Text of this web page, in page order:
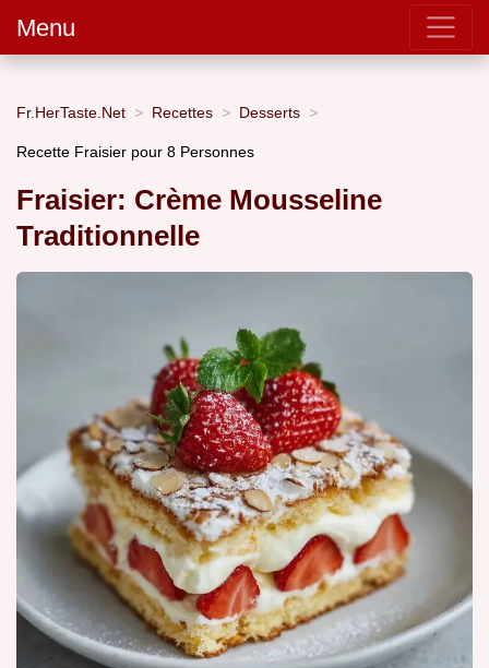
Menu
Fr.HerTaste.Net Recettes Desserts
Recette Fraisier pour 8 Personnes
Fraisier: Crème Mousseline
Traditionnelle